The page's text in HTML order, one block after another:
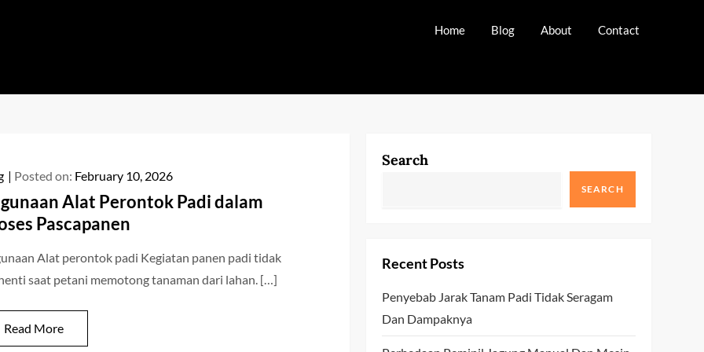
Home Blog About Contact
Posted on: February 10, 2026
Alat Perontok Padi dalam
Pascapanen
Alat perontok padi Kegiatan panen padi tidak
saat petani memotong tanaman dari lahan. […]
Read More
Search
SEARCH
Recent Posts
Penyebab Jarak Tanam Padi Tidak Seragam
Dan Dampaknya